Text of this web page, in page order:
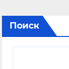
Поиск